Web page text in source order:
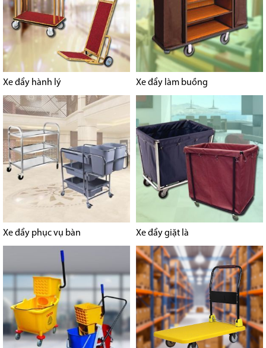
Xe đẩy hành lý Xe đẩy làm buồng
Xe đẩy phục vụ bàn Xe đẩy giặt là